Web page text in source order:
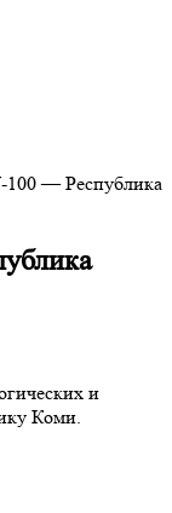
— Республика
и
Коми.